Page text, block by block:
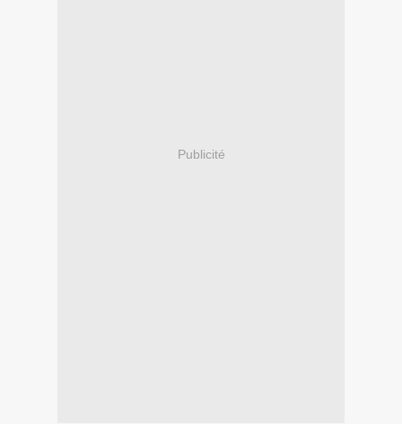
Publicité